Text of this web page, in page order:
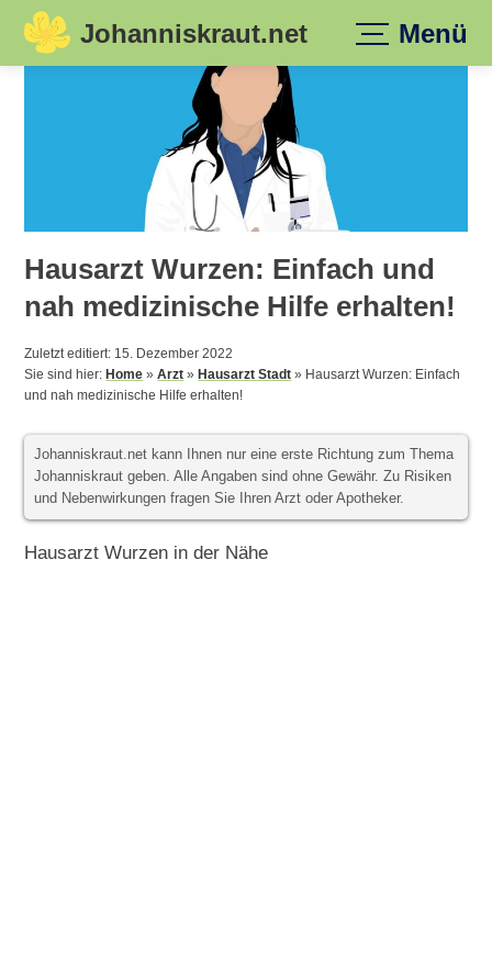
Skip
Johanniskraut.net Menü
Hausarzt Wurzen: Einfach und
nah medizinische Hilfe erhalten!
Zuletzt editiert: 15. Dezember 2022
Sie sind hier:Home »Arzt »Hausarzt Stadt » Hausarzt Wurzen: Einfach
und nah medizinische Hilfe erhalten!
Johanniskraut.net kann Ihnen nur eine erste Richtung zum Thema
Johanniskraut geben. Alle Angaben sind ohne Gewähr. Zu Risiken
und Nebenwirkungen fragen Sie Ihren Arzt oder Apotheker.
Hausarzt Wurzen in der Nähe